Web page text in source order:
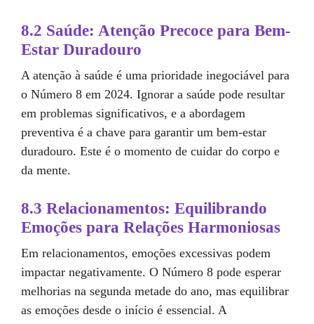
8.2 Saúde: Atenção Precoce para Bem-
Estar Duradouro
A atenção à saúde é uma prioridade inegociável para
o Número 8 em 2024. Ignorar a saúde pode resultar
em problemas significativos, e a abordagem
preventiva é a chave para garantir um bem-estar
duradouro. Este é o momento de cuidar do corpo e
da mente.
8.3 Relacionamentos: Equilibrando
Emoções para Relações Harmoniosas
Em relacionamentos, emoções excessivas podem
impactar negativamente. O Número 8 pode esperar
melhorias na segunda metade do ano, mas equilibrar
as emoções desde o início é essencial. A